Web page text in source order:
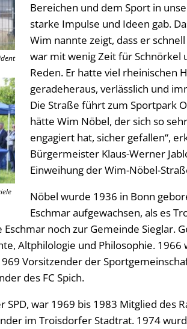
Bereichen und dem Sport in
starke Impulse und Ideen gab.
Wim nannte zeigt, dass er
war mit wenig Zeit für Schnörkel
Reden. Er hatte viel rheinischen
geradeheraus, verlässlich und
Die Straße führt zum Sportpark
hätte Wim Nöbel, der sich so
engagiert hat, sicher gefallen“,
Bürgermeister Klaus-Werner
Einweihung der Wim-Nöbel-
Nöbel wurde 1936 in Bonn
Eschmar aufgewachsen, als es
noch zur Gemeinde Sieglar.
Altphilologie und Philosophie. 1966
Vorsitzender der
des FC Spich.
war 1969 bis 1983 Mitglied des
im Troisdorfer Stadtrat. 1974